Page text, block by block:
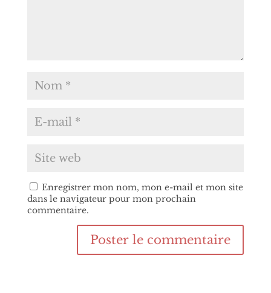
Enregistrer mon nom, mon e-mail et mon site
dans le navigateur pour mon prochain
commentaire.